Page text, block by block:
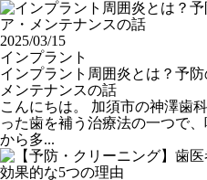
2025/03/15
インプラント
インプラント周囲炎とは？予
メンテナンスの話
こんにちは。 加須市の神澤歯
った歯を補う治療法の一つで
から多...